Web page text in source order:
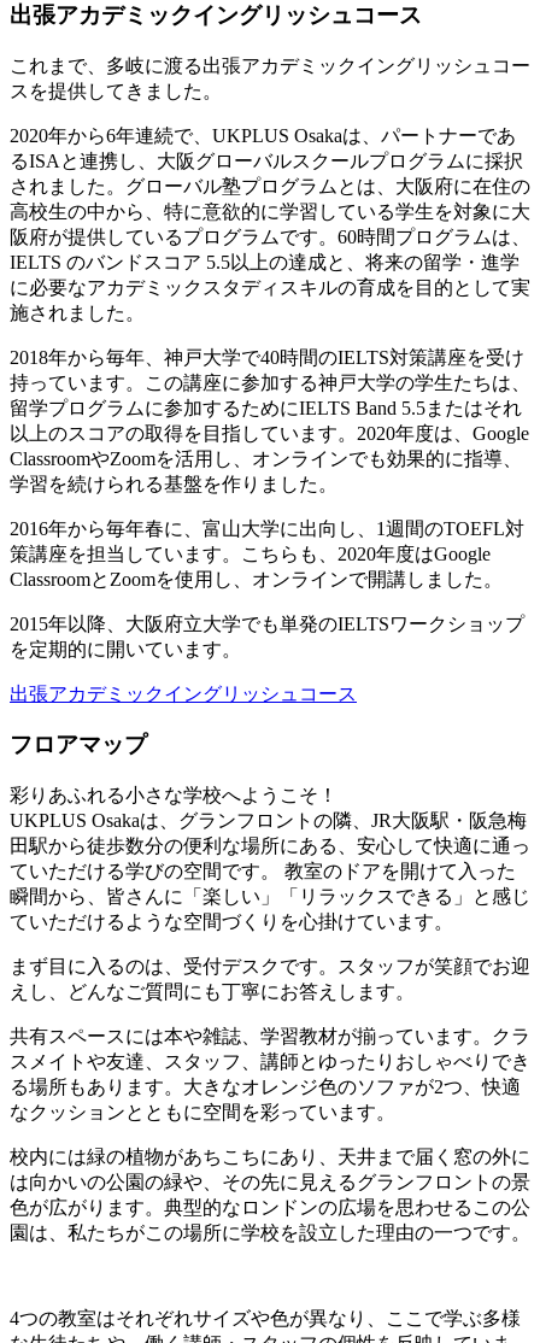
出張アカデミックイングリッシュコース
これまで、多岐に渡る出張アカデミックイングリッシュコー
スを提供してきました。
2020年から6年連続で、UKPLUS Osakaは、パートナーであ
るISAと連携し、大阪グローバルスクールプログラムに採択
されました。グローバル塾プログラムとは、大阪府に在住の
高校生の中から、特に意欲的に学習している学生を対象に大
阪府が提供しているプログラムです。60時間プログラムは、
IELTS のバンドスコア 5.5以上の達成と、将来の留学・進学
に必要なアカデミックスタディスキルの育成を目的として実
施されました。
2018年から毎年、神戸大学で40時間のIELTS対策講座を受け
持っています。この講座に参加する神戸大学の学生たちは、
留学プログラムに参加するためにIELTS Band 5.5またはそれ
以上のスコアの取得を目指しています。2020年度は、Google
ClassroomやZoomを活用し、オンラインでも効果的に指導、
学習を続けられる基盤を作りました。
2016年から毎年春に、富山大学に出向し、1週間のTOEFL対
策講座を担当しています。こちらも、2020年度はGoogle
ClassroomとZoomを使用し、オンラインで開講しました。
2015年以降、大阪府立大学でも単発のIELTSワークショップ
を定期的に開いています。
出張アカデミックイングリッシュコース
フロアマップ
彩りあふれる小さな学校へようこそ！
UKPLUS Osakaは、グランフロントの隣、JR大阪駅・阪急梅
田駅から徒歩数分の便利な場所にある、安心して快適に通っ
ていただける学びの空間です。 教室のドアを開けて入った
瞬間から、皆さんに「楽しい」「リラックスできる」と感じ
ていただけるような空間づくりを心掛けています。
まず目に入るのは、受付デスクです。スタッフが笑顔でお迎
えし、どんなご質問にも丁寧にお答えします。
共有スペースには本や雑誌、学習教材が揃っています。クラ
スメイトや友達、スタッフ、講師とゆったりおしゃべりでき
る場所もあります。大きなオレンジ色のソファが2つ、快適
なクッションとともに空間を彩っています。
校内には緑の植物があちこちにあり、天井まで届く窓の外に
は向かいの公園の緑や、その先に見えるグランフロントの景
色が広がります。典型的なロンドンの広場を思わせるこの公
園は、私たちがこの場所に学校を設立した理由の一つです。
4つの教室はそれぞれサイズや色が異なり、ここで学ぶ多様